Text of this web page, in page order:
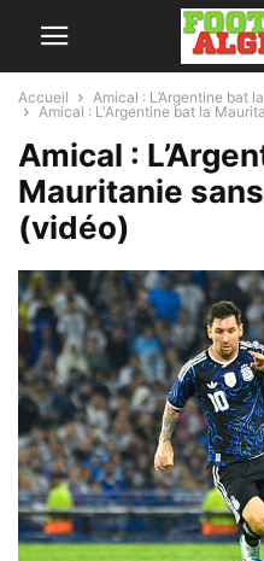
Accueil
Amical : L’Argentine bat
Amical : L'Argentine bat la
Amical :
Mauritanie
(vidéo)